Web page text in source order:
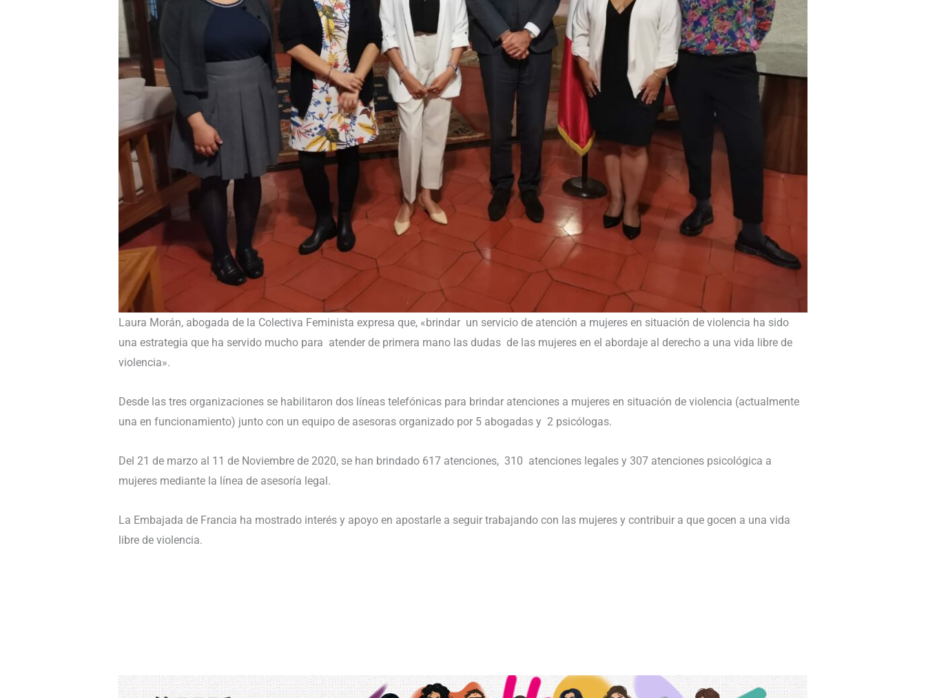
Laura Morán, abogada de la Colectiva Feminista expresa que, «brindar un servicio de atención a mujeres en situación de violencia ha sido
una estrategia que ha servido mucho para atender de primera mano las dudas de las mujeres en el abordaje al derecho a una vida libre de
violencia».
Desde las tres organizaciones se habilitaron dos líneas telefónicas para brindar atenciones a mujeres en situación de violencia (actualmente
una en funcionamiento) junto con un equipo de asesoras organizado por 5 abogadas y 2 psicólogas.
Del 21 de marzo al 11 de Noviembre de 2020, se han brindado 617 atenciones, 310 atenciones legales y 307 atenciones psicológica a
mujeres mediante la línea de asesoría legal.
La Embajada de Francia ha mostrado interés y apoyo en apostarle a seguir trabajando con las mujeres y contribuir a que gocen a una vida
libre de violencia.